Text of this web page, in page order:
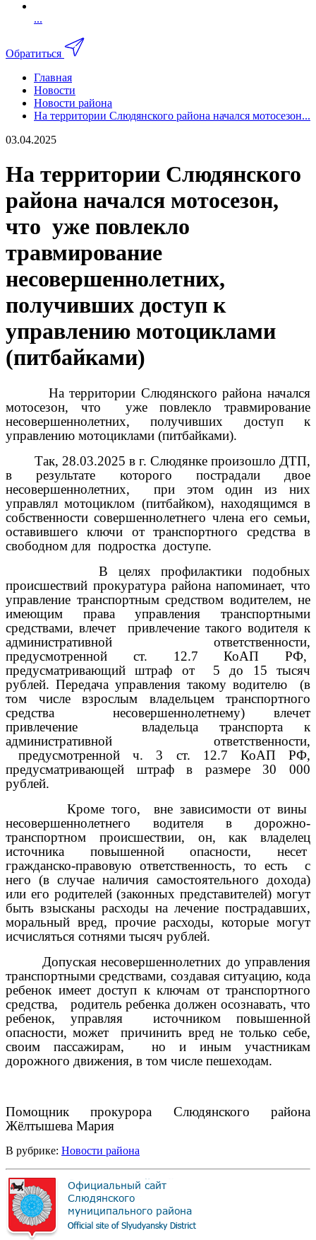
...
Обратиться
Главная
Новости
Новости района
На территории Слюдянского района начался мотосезон...
03.04.2025
На территории Слюдянского
района начался мотосезон,
что уже повлекло
травмирование
несовершеннолетних,
получивших доступ к
управлению мотоциклами
(питбайками)
На территории Слюдянского района начался
мотосезон, что
уже повлекло травмирование
несовершеннолетних, получивших доступ к
управлению мотоциклами (питбайками).
Так, 28.03.2025 в г. Слюдянке произошло ДТП,
в результате которого пострадали двое
несовершеннолетних,
при этом один из них
управлял мотоциклом (питбайком), находящимся в
собственности совершеннолетнего члена его семьи,
оставившего ключи от транспортного средства в
свободном для подростка доступе.
В целях профилактики подобных
происшествий прокуратура района напоминает, что
управление транспортным средством водителем, не
имеющим права управления транспортными
средствами, влечет
привлечение такого водителя к
административной ответственности,
предусмотренной ст. 12.7 КоАП РФ,
предусматривающий штраф от
5 до 15 тысяч
рублей. Передача управления такому водителю
(в
том числе взрослым владельцем транспортного
средства
несовершеннолетнему) влечет
привлечение
владельца транспорта к
административной ответственности,
предусмотренной ч. 3 ст. 12.7 КоАП РФ,
предусматривающей штраф в размере 30 000
рублей.
Кроме того,
вне зависимости от вины
несовершеннолетнего водителя в дорожно-
транспортном происшествии, он, как владелец
источника повышенной опасности, несет
гражданско-правовую ответственность, то есть
с
него (в случае наличия самостоятельного дохода)
или его родителей (законных представителей) могут
быть взысканы расходы на лечение пострадавших,
моральный вред, прочие расходы, которые могут
исчисляться сотнями тысяч рублей.
Допуская несовершеннолетних до управления
транспортными средствами, создавая ситуацию, кода
ребенок имеет доступ к ключам от транспортного
средства,
родитель ребенка должен осознавать, что
ребенок, управляя
источником повышенной
опасности, может
причинить вред не только себе,
своим пассажирам,
но и иным участникам
дорожного движения, в том числе пешеходам.
Помощник прокурора Слюдянского района
Жёлтышева Мария
В рубрике: Новости района